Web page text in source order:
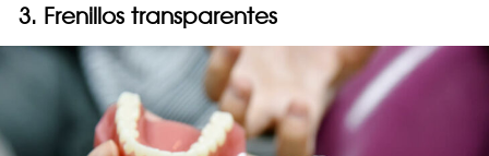
3. Frenillos transparentes